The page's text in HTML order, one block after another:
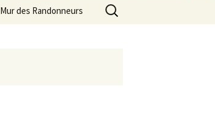
Mur des Randonneurs
Search
for: